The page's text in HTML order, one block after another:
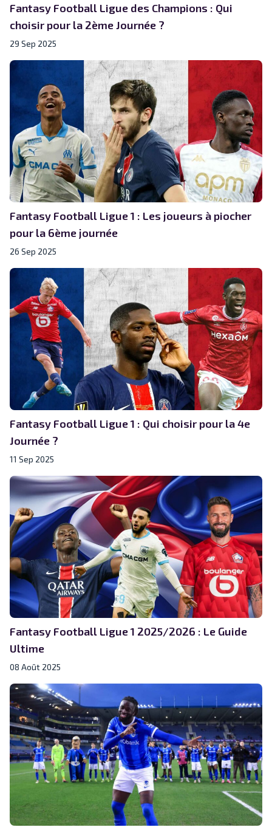
Fantasy Football Ligue des Champions : Qui
choisir pour la 2ème Journée ?
29 Sep 2025
Fantasy Football Ligue 1 : Les joueurs à piocher
pour la 6ème journée
26 Sep 2025
Fantasy Football Ligue 1 : Qui choisir pour la 4e
Journée ?
11 Sep 2025
Fantasy Football Ligue 1 2025/2026 : Le Guide
Ultime
08 Août 2025